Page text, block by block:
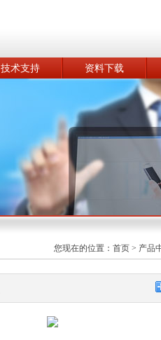
技术支持 资料下载
您现在的位置： 首页 > 产品